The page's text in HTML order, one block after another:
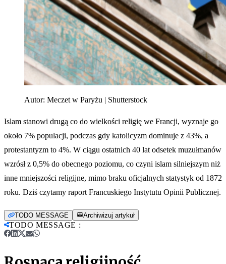
Autor: Meczet w Paryżu | Shutterstock
Islam stanowi drugą co do wielkości religię we Francji, wyznaje go
około 7% populacji, podczas gdy katolicyzm dominuje z 43%, a
protestantyzm to 4%. W ciągu ostatnich 40 lat odsetek muzułmanów
wzrósł z 0,5% do obecnego poziomu, co czyni islam silniejszym niż
inne mniejszości religijne, mimo braku oficjalnych statystyk od 1872
roku. Dziś czytamy raport Francuskiego Instytutu Opinii Publicznej.
TODO MESSAGE Archiwizuj artykuł
TODO MESSAGE :